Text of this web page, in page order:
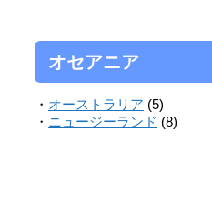
オセアニア
・ オーストラリア (5)
・ ニュージーランド (8)